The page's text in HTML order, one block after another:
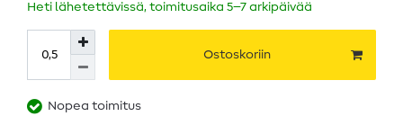
Heti lähetettävissä, toimitusaika 5–7 arkipäivää
Ostoskoriin
Nopea toimitus